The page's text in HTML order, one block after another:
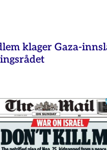
klager Gaza-